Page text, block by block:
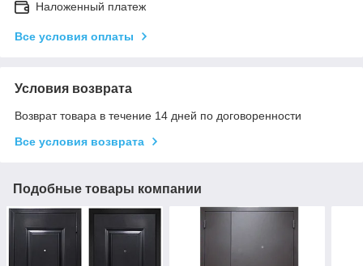
Наложенный платеж
Все условия оплаты
Условия возврата
Возврат товара в течение 14 дней по договоренности
Все условия возврата
Подобные товары компании